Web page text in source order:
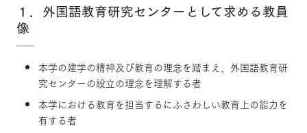
１．外国語教育研究センターとして求める教員
像
本学の建学の精神及び教育の理念を踏まえ、外国語教育研
究センターの設立の理念を理解する者
本学における教育を担当するにふさわしい教育上の能力を
有する者